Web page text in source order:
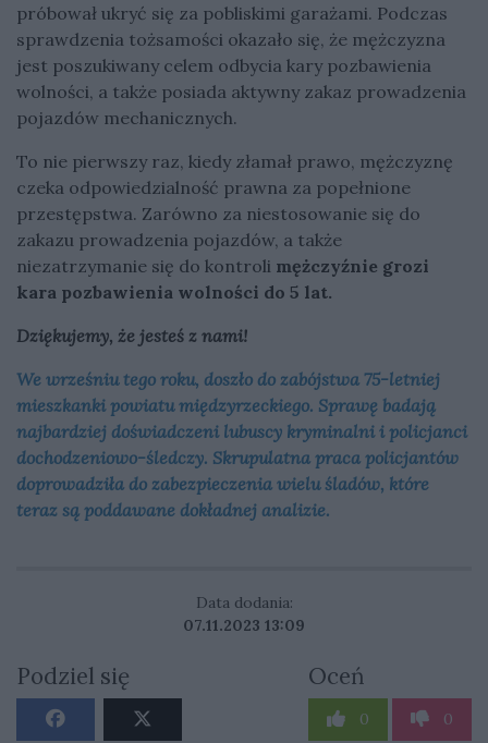
próbował ukryć się za pobliskimi garażami. Podczas
sprawdzenia tożsamości okazało się, że mężczyzna
jest poszukiwany celem odbycia kary pozbawienia
wolności, a także posiada aktywny zakaz prowadzenia
pojazdów mechanicznych.
To nie pierwszy raz, kiedy złamał prawo, mężczyznę
czeka odpowiedzialność prawna za popełnione
przestępstwa. Zarówno za niestosowanie się do
zakazu prowadzenia pojazdów, a także
niezatrzymanie się do kontroli mężczyźnie grozi
kara pozbawienia wolności do 5 lat.
Dziękujemy, że jesteś z nami!
We wrześniu tego roku, doszło do zabójstwa 75-letniej
mieszkanki powiatu międzyrzeckiego. Sprawę badają
najbardziej doświadczeni lubuscy kryminalni i policjanci
dochodzeniowo-śledczy. Skrupulatna praca policjantów
doprowadziła do zabezpieczenia wielu śladów, które
teraz są poddawane dokładnej analizie.
Data dodania:
07.11.2023 13:09
Podziel się Oceń
0 0